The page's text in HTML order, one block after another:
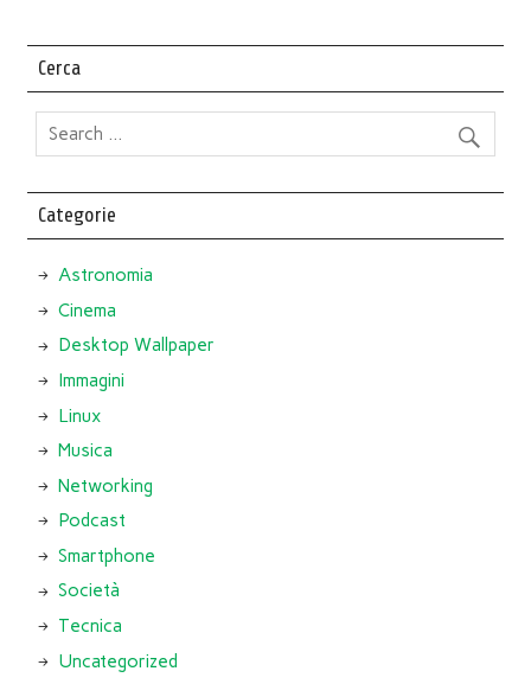
Cerca
Categorie
Astronomia
Cinema
Desktop Wallpaper
Immagini
Linux
Musica
Networking
Podcast
Smartphone
Società
Tecnica
Uncategorized